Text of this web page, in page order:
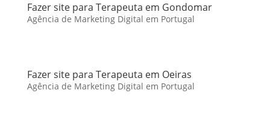
Fazer site para Terapeuta em Gondomar
Agência de Marketing Digital em Portugal
Fazer site para Terapeuta em Oeiras
Agência de Marketing Digital em Portugal